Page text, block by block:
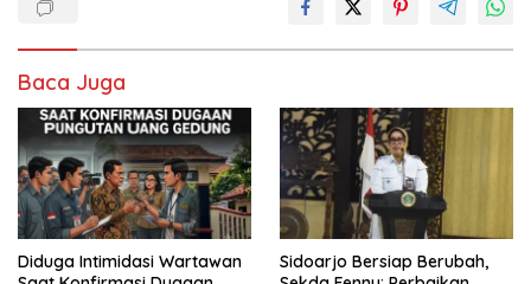
Baca Juga
Diduga Intimidasi Wartawan
Sidoarjo Bersiap Berubah,